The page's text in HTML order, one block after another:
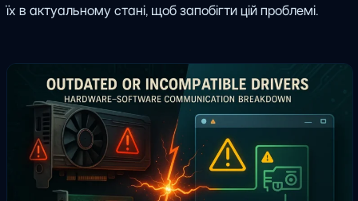
їх в актуальному стані, щоб запобігти цій проблемі.